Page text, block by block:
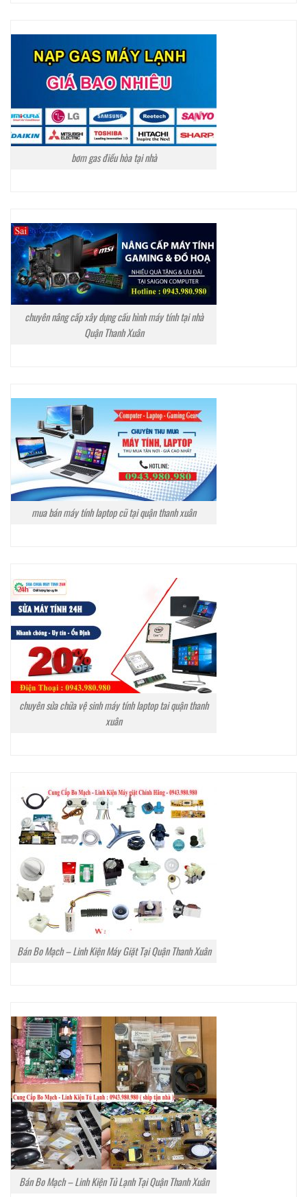
bơm gas điều hòa tại nhà
chuyên nâng cấp xây dựng cấu hình máy tính tại nhà
Quận Thanh Xuân
mua bán máy tính laptop cũ tại quận thanh xuân
chuyên sửa chữa vệ sinh máy tính laptop tai quận thanh
xuân
Bán Bo Mạch – Linh Kiện Máy Giặt Tại Quận Thanh Xuân
Bán Bo Mạch – Linh Kiện Tủ Lạnh Tại Quận Thanh Xuân